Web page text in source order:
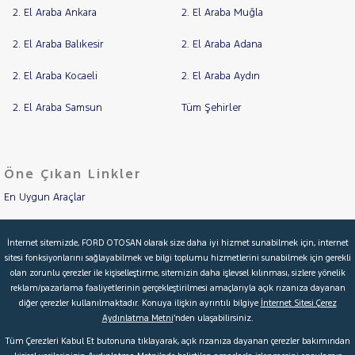
KIA
LANCIA
MERCEDES-
MINI
NISSAN
OPEL
RENAULT
SEAT
SKODA
SUBARU
Cinsleri
Türü
Fırsatlar
Boya
Değişen
Parça
No
2. El Araba Ankara 2. El Araba Muğla
2. El Araba Balıkesir 2. El Araba Adana
2. El Araba Kocaeli 2. El Araba Aydın
2. El Araba Samsun Tüm Şehirler
Öne Çıkan Linkler
En Uygun Araçlar
İkinci El Garanti
Kampanyalar
Kredi Hesaplama & Başvuru
İnternet sitemizde, FORD OTOSAN olarak size daha iyi hizmet sunabilmek için, internet
sitesi fonksiyonlarını sağlayabilmek ve bilgi toplumu hizmetlerini sunabilmek için gerekli
olan zorunlu çerezler ile kişiselleştirme, sitemizin daha işlevsel kılınması, sizlere yönelik
reklam/pazarlama faaliyetlerinin gerçekleştirilmesi amaçlarıyla açık rızanıza dayanan
diğer çerezler kullanılmaktadır. Konuya ilişkin ayrıntılı bilgiye İnternet Sitesi Çerez
Aydınlatma Metni’nden ulaşabilirsiniz.
Tüm Çerezleri Kabul Et butonuna tıklayarak, açık rızanıza dayanan çerezler bakımından